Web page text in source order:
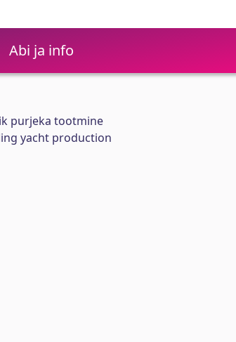
Abi ja info
purjeka tootmine
yacht production